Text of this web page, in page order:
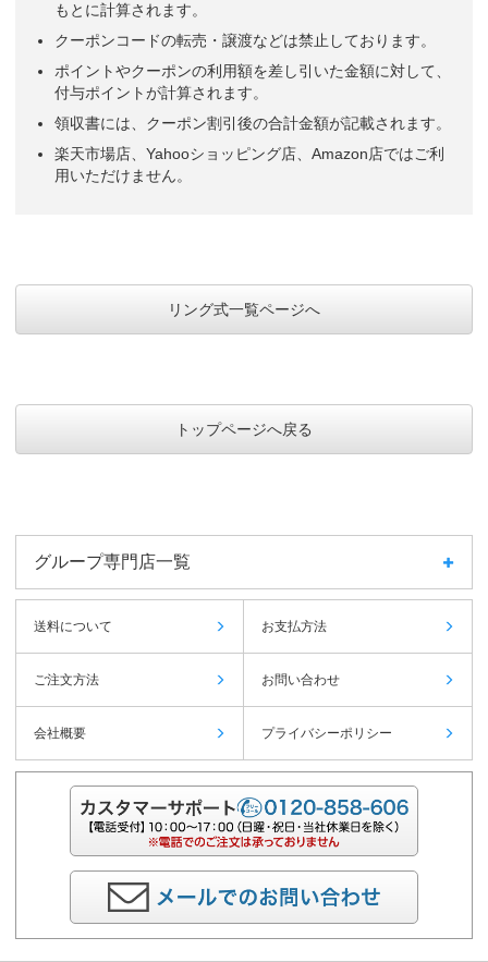
もとに計算されます。
クーポンコードの転売・譲渡などは禁止しております。
ポイントやクーポンの利用額を差し引いた金額に対して、
付与ポイントが計算されます。
領収書には、クーポン割引後の合計金額が記載されます。
楽天市場店、Yahooショッピング店、Amazon店ではご利
用いただけません。
リング式一覧ページへ
トップページへ戻る
グループ専門店一覧
送料について お支払方法
ご注文方法 お問い合わせ
会社概要 プライバシーポリシー